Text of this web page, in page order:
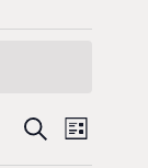
SucheListe